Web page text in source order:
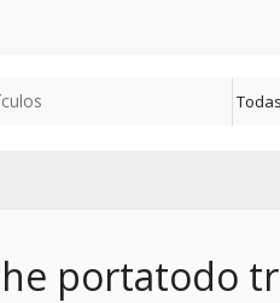
portatodo